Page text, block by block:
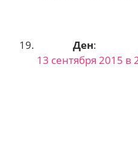
Ден:
13 сентября 2015 в